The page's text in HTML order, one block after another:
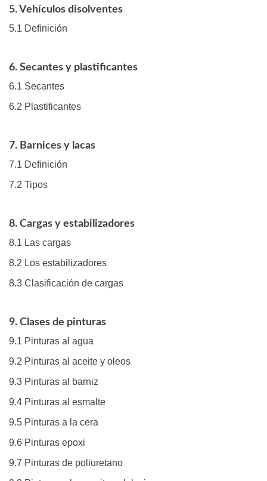
5. Vehículos disolventes
5.1 Definición
6. Secantes y plastificantes
6.1 Secantes
6.2 Plastificantes
7. Barnices y lacas
7.1 Definición
7.2 Tipos
8. Cargas y estabilizadores
8.1 Las cargas
8.2 Los estabilizadores
8.3 Clasificación de cargas
9. Clases de pinturas
9.1 Pinturas al agua
9.2 Pinturas al aceite y oleos
9.3 Pinturas al barniz
9.4 Pinturas al esmalte
9.5 Pinturas a la cera
9.6 Pinturas epoxi
9.7 Pinturas de poliuretano